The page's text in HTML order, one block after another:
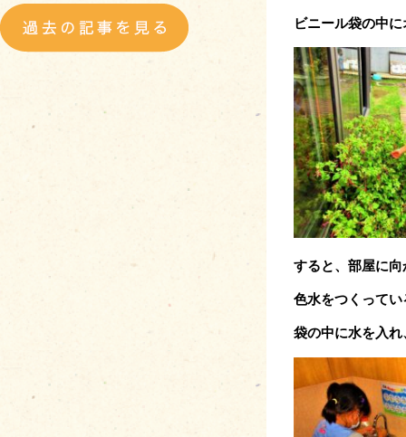
ビニール袋の中
すると、部屋に
色水をつくって
袋の中に水を入